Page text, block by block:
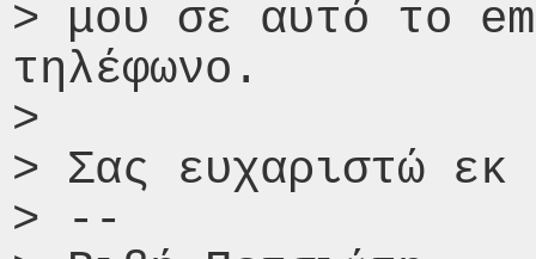
> μου σε αυτό το
τηλέφωνο.
>
> Σας ευχαριστώ εκ
> --